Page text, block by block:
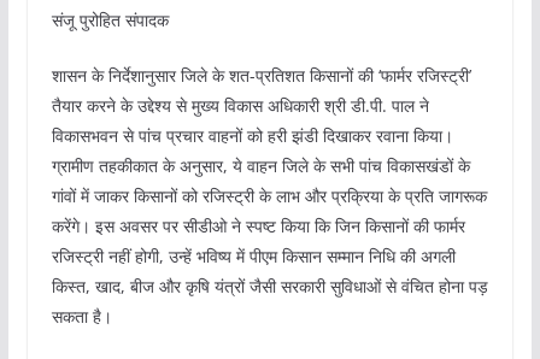
संजू पुरोहित संपादक
शासन के निर्देशानुसार जिले के शत-प्रतिशत किसानों की ‘फार्मर रजिस्ट्री’
तैयार करने के उद्देश्य से मुख्य विकास अधिकारी श्री डी.पी. पाल ने
विकासभवन से पांच प्रचार वाहनों को हरी झंडी दिखाकर रवाना किया।
ग्रामीण तहकीकात के अनुसार, ये वाहन जिले के सभी पांच विकासखंडों के
गांवों में जाकर किसानों को रजिस्ट्री के लाभ और प्रक्रिया के प्रति जागरूक
करेंगे। इस अवसर पर सीडीओ ने स्पष्ट किया कि जिन किसानों की फार्मर
रजिस्ट्री नहीं होगी, उन्हें भविष्य में पीएम किसान सम्मान निधि की अगली
किस्त, खाद, बीज और कृषि यंत्रों जैसी सरकारी सुविधाओं से वंचित होना पड़
सकता है।